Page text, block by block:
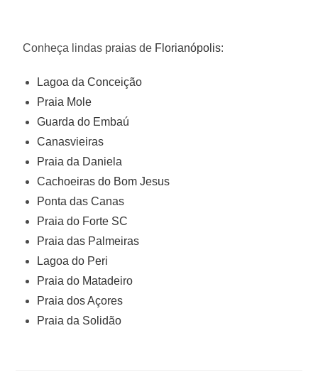
Conheça lindas praias de Florianópolis:
Lagoa da Conceição
Praia Mole
Guarda do Embaú
Canasvieiras
Praia da Daniela
Cachoeiras do Bom Jesus
Ponta das Canas
Praia do Forte SC
Praia das Palmeiras
Lagoa do Peri
Praia do Matadeiro
Praia dos Açores
Praia da Solidão